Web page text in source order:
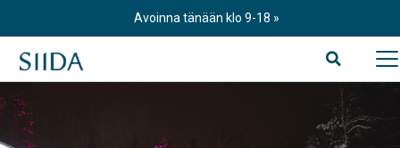
Avoinna tänään klo 9-18